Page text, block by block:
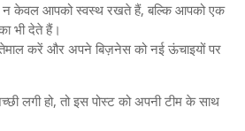
न केवल आपको स्वस्थ रखते हैं, बल्कि आपको एक
भी देते हैं।
करें और अपने बिज़नेस को नई ऊंचाइयों पर
लगी हो, तो इस पोस्ट को अपनी टीम के साथ